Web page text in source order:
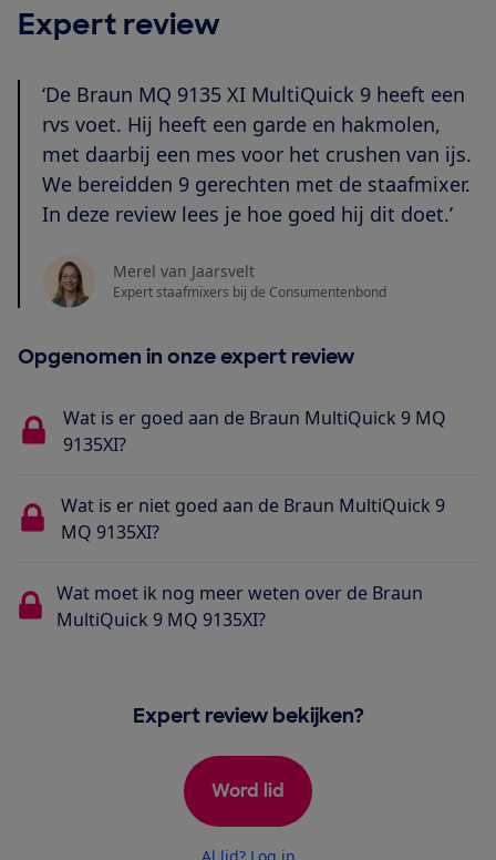
Expert review
‘De Braun MQ 9135 XI MultiQuick 9 heeft een
rvs voet. Hij heeft een garde en hakmolen,
met daarbij een mes voor het crushen van ijs.
We bereidden 9 gerechten met de staafmixer.
In deze review lees je hoe goed hij dit doet.’
Merel van Jaarsvelt
Expert staafmixers bij de Consumentenbond
Opgenomen in onze expert review
Wat is er goed aan de Braun MultiQuick 9 MQ
9135XI?
Wat is er niet goed aan de Braun MultiQuick 9
MQ 9135XI?
Wat moet ik nog meer weten over de Braun
MultiQuick 9 MQ 9135XI?
Expert review bekijken?
Word lid
Al lid? Log in